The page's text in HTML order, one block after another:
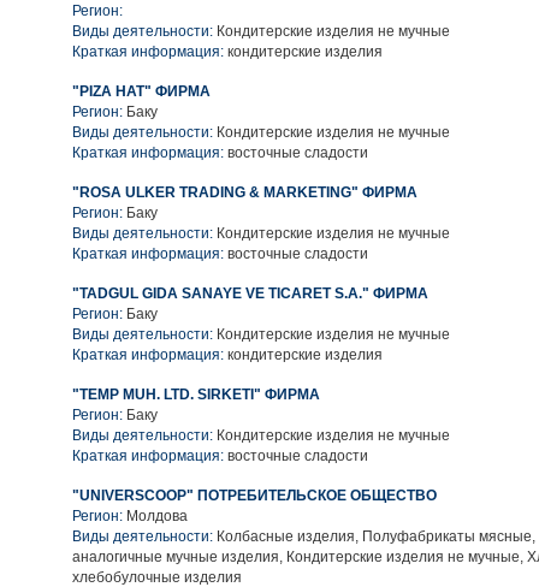
Регион:
Виды деятельности: Кондитерские изделия не мучные
Краткая информация: кондитерские изделия
"PIZA HAT" ФИРМА
Регион: Баку
Виды деятельности: Кондитерские изделия не мучные
Краткая информация: восточные сладости
"ROSA ULKER TRADING & MARKETING" ФИРМА
Регион: Баку
Виды деятельности: Кондитерские изделия не мучные
Краткая информация: восточные сладости
"TADGUL GIDA SANAYE VE TICARET S.A." ФИРМА
Регион: Баку
Виды деятельности: Кондитерские изделия не мучные
Краткая информация: кондитерские изделия
"TEMP MUH. LTD. SIRKETI" ФИРМА
Регион: Баку
Виды деятельности: Кондитерские изделия не мучные
Краткая информация: восточные сладости
"UNIVERSCOOP" ПОТРЕБИТЕЛЬСКОЕ ОБЩЕСТВО
Регион: Молдова
Виды деятельности: Колбасные изделия, Полуфабрикаты
аналогичные мучные изделия, Кондитерские изделия не мучные,
хлебобулочные изделия